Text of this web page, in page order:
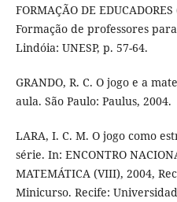
FORMAÇÃO DE
Formação de professores
Lindóia: UNESP, p. 57-64.
GRANDO, R. C. O jogo e a
aula. São Paulo: Paulus, 2004.
LARA, I. C. M. O jogo como
série. In: ENCONTRO
MATEMÁTICA (VIII), 2004,
Minicurso. Recife: